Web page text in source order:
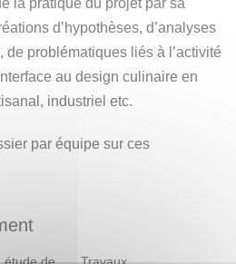
la pratique du projet par sa
d’hypothèses, d’analyses
problématiques liés à l’activité
au design culinaire en
industriel etc.
par équipe sur ces